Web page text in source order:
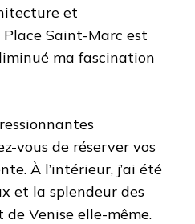
et
Saint-Marc est
ma fascination
vous de réserver vos
À l’intérieur, j’ai été
et la splendeur des
Venise elle-même.